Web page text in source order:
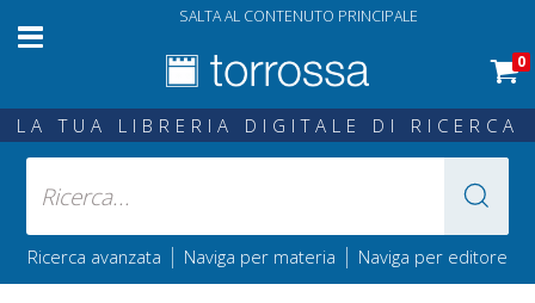
SALTA AL CONTENUTO PRINCIPALE
0
LA TUA LIBRERIA DIGITALE DI RICERCA
Ricerca avanzata | Naviga per materia | Naviga per editore